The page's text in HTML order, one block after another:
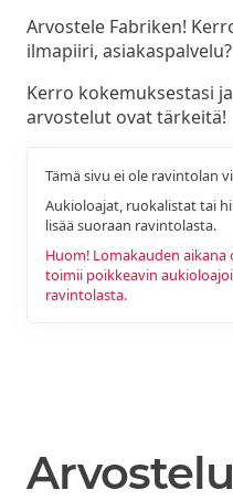
Arvostele Fabriken!
ilmapiiri, asiakaspalvelu?
Kerro kokemuksestasi
arvostelut ovat tärkeitä!
Tämä sivu ei ole ravintolan
Aukioloajat, ruokalistat tai
lisää suoraan ravintolasta.
Huom! Lomakauden
toimii poikkeavin
ravintolasta.